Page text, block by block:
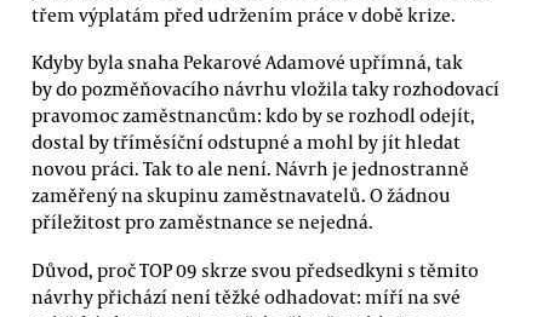
třem výplatám před udržením práce v době krize.
Kdyby byla snaha Pekarové Adamové upřímná, tak
by do pozměňovacího návrhu vložila taky rozhodovací
pravomoc zaměstnancům: kdo by se rozhodl odejít,
dostal by tříměsíční odstupné a mohl by jít hledat
novou práci. Tak to ale není. Návrh je jednostranně
zaměřený na skupinu zaměstnavatelů. O žádnou
příležitost pro zaměstnance se nejedná.
Důvod, proč TOP 09 skrze svou předsedkyni s těmito
návrhy přichází není těžké odhadovat: míří na své